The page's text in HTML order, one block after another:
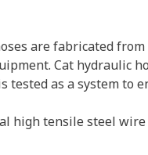
are fabricated
Cat hydraulic
as a system to
high tensile steel